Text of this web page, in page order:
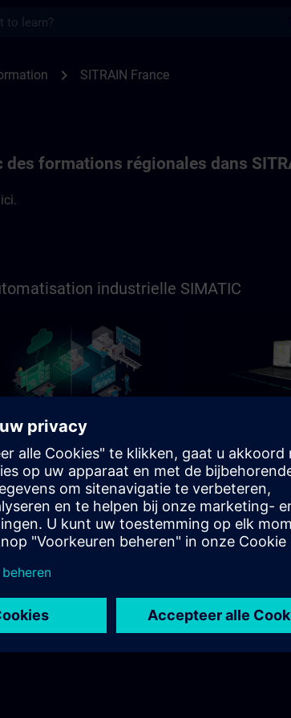
chevron_right SITRAIN France
formations régionales dans
industrielle SIMATIC
SCL dans
Portal
Parcours de formation pour les
les ingénieurs de
en service et le personnel
d’ingénierie
Programmation
de sécurité (
Integrated) avec
Parcours de formation
programmeurs, aux
mise en service et au
d'ingénierie
Leertrajecten